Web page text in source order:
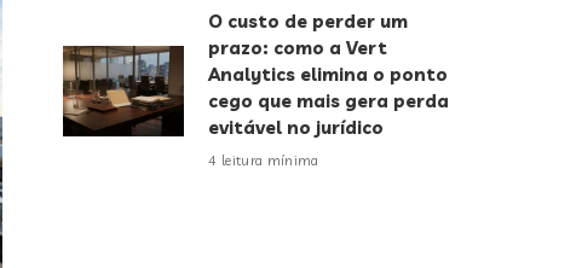
O custo de perder um
prazo: como a Vert
Analytics elimina o ponto
cego que mais gera perda
evitável no jurídico
4 leitura mínima